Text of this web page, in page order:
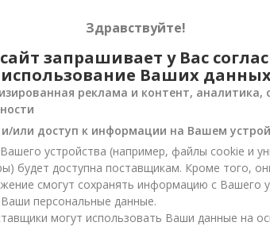
Заказать
Букет "Обаяние"
3 370 грн
Здравствуйте!
запрашивает у Вас
использование Ваших
реклама и контент, аналитика,
или доступ к информации на Вашем
устройства (например, файлы cookie и
будет доступна поставщикам. Кроме того,
смогут сохранять информацию с Вашего
персональные данные.
могут использовать Ваши данные на